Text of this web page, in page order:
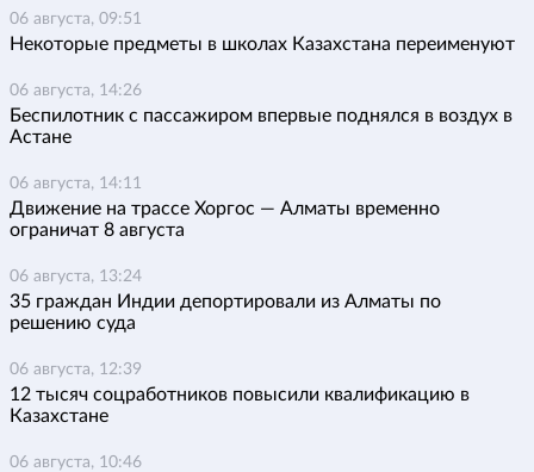
06 августа, 09:51
Некоторые предметы в школах Казахстана переименуют
06 августа, 14:26
Беспилотник с пассажиром впервые поднялся в воздух в
Астане
06 августа, 14:11
Движение на трассе Хоргос — Алматы временно
ограничат 8 августа
06 августа, 13:24
35 граждан Индии депортировали из Алматы по
решению суда
06 августа, 12:39
12 тысяч соцработников повысили квалификацию в
Казахстане
06 августа, 10:46